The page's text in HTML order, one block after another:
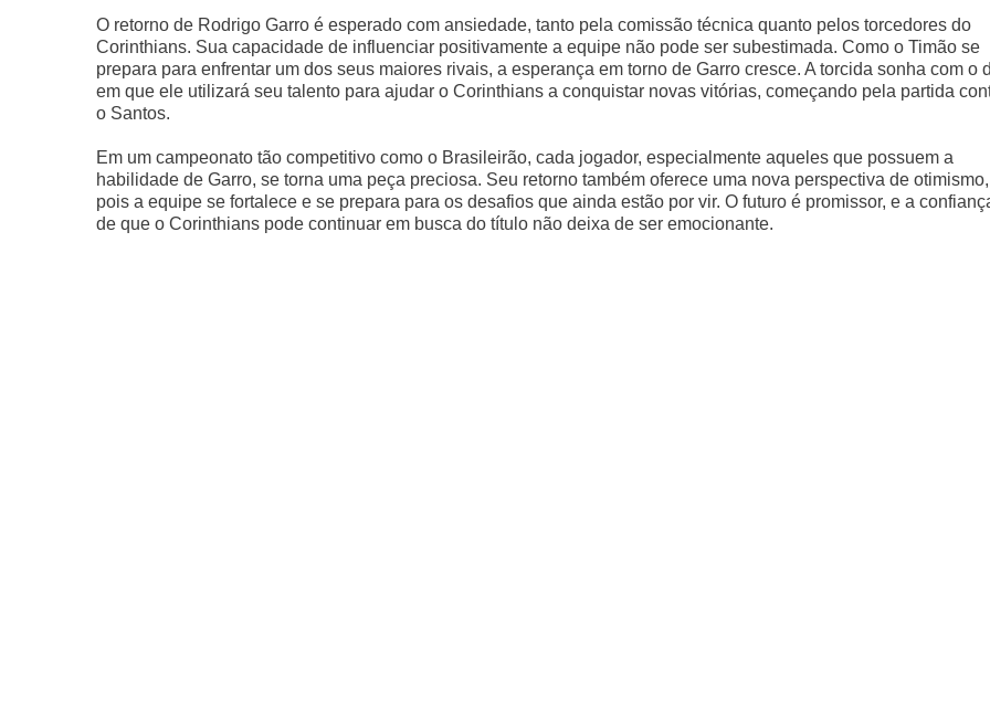
O retorno de Rodrigo Garro é esperado com ansiedade, tanto pela comissão técnica quanto pelos torcedores do
Corinthians. Sua capacidade de influenciar positivamente a equipe não pode ser subestimada. Como o Timão se
prepara para enfrentar um dos seus maiores rivais, a esperança em torno de Garro cresce. A torcida sonha com o
em que ele utilizará seu talento para ajudar o Corinthians a conquistar novas vitórias, começando pela partida
o Santos.
Em um campeonato tão competitivo como o Brasileirão, cada jogador, especialmente aqueles que possuem a
habilidade de Garro, se torna uma peça preciosa. Seu retorno também oferece uma nova perspectiva de otimismo,
pois a equipe se fortalece e se prepara para os desafios que ainda estão por vir. O futuro é promissor, e a
de que o Corinthians pode continuar em busca do título não deixa de ser emocionante.